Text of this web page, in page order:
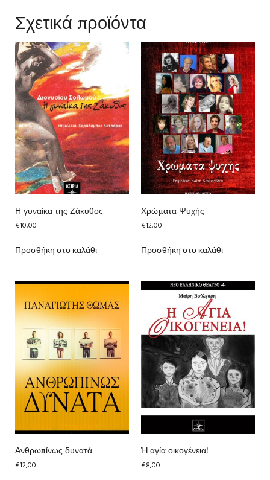
Σχετικά προϊόντα
Η γυναίκα της Ζάκυθος
€10,00
Προσθήκη στο καλάθι
Χρώματα Ψυχής
€12,00
Προσθήκη στο καλάθι
Ανθρωπίνως δυνατά
€12,00
Ἡ αγία οικογένεια!
€8,00